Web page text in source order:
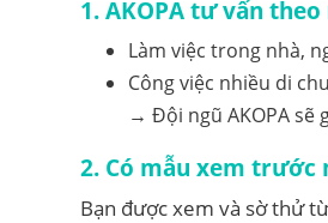
1. AKOPA tư vấn
Làm việc trong nhà,
Công việc nhiều di
→ Đội ngũ AKOPA sẽ
2. Có mẫu xem trước
Bạn được xem và sờ thử